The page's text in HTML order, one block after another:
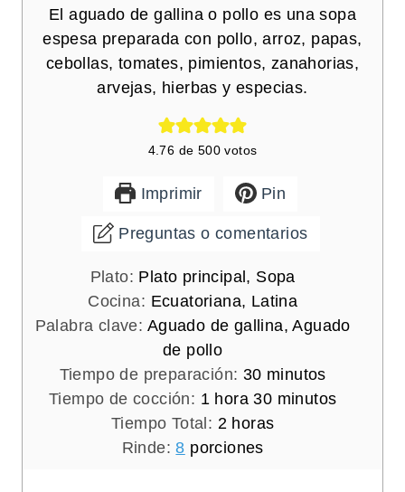
El aguado de gallina o pollo es una sopa
espesa preparada con pollo, arroz, papas,
cebollas, tomates, pimientos, zanahorias,
arvejas, hierbas y especias.
4.76 de 500 votos
Imprimir Pin
Preguntas o comentarios
Plato: Plato principal, Sopa
Cocina: Ecuatoriana, Latina
Palabra clave: Aguado de gallina, Aguado
de pollo
Tiempo de preparación: 30m
i
n
u
minutos
Tiempo de cocción: 1 h
o
r
hora 30m
i
minutos
Tiempo Total: 2 h
o
horas
Rinde:8 porciones